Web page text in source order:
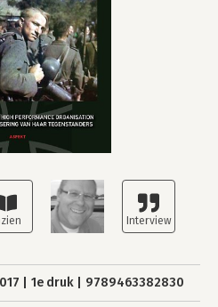
1e druk 9789463382830